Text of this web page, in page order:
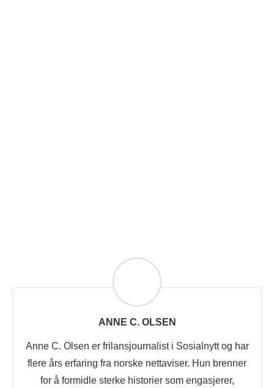
ANNE C. OLSEN
Anne C. Olsen er frilansjournalist i Sosialnytt og har
flere års erfaring fra norske nettaviser. Hun brenner
for å formidle sterke historier som engasjerer,